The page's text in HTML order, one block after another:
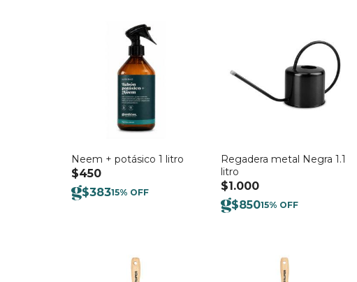
Neem + potásico 1 litro
$450
$38315% OFF
Regadera metal Negra 1.1
litro
$1.000
$85015% OFF